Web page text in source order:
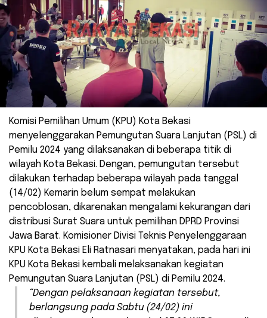
Komisi Pemilihan Umum (KPU) Kota Bekasi
menyelenggarakan Pemungutan Suara Lanjutan (PSL) di
Pemilu 2024 yang dilaksanakan di beberapa titik di
wilayah Kota Bekasi. Dengan, pemungutan tersebut
dilakukan terhadap beberapa wilayah pada tanggal
(14/02) Kemarin belum sempat melakukan
pencoblosan, dikarenakan mengalami kekurangan dari
distribusi Surat Suara untuk pemilihan DPRD Provinsi
Jawa Barat. Komisioner Divisi Teknis Penyelenggaraan
KPU Kota Bekasi Eli Ratnasari menyatakan, pada hari ini
KPU Kota Bekasi kembali melaksanakan kegiatan
Pemungutan Suara Lanjutan (PSL) di Pemilu 2024.
“Dengan pelaksanaan kegiatan tersebut,
berlangsung pada Sabtu (24/02) ini